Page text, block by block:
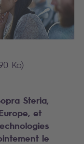
Ko)
Steria,
et
le